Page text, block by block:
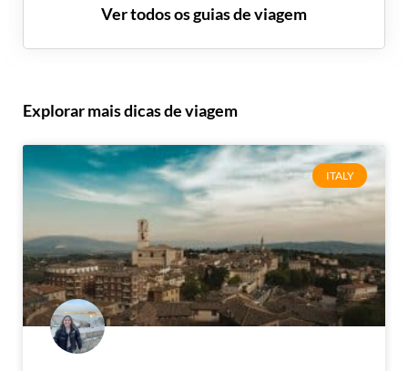
Ver todos os guias de viagem
Explorar mais dicas de viagem
ITALY